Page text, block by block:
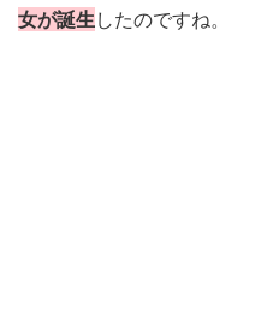
女が誕生したのですね。